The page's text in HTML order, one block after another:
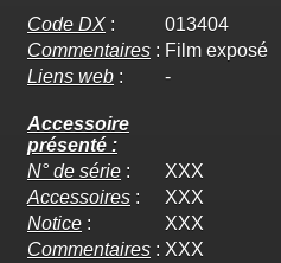
Code DX :
013404
Commentaires : Film exposé
Liens web : -
Accessoire
présenté :
N° de série :
XXX
Accessoires :
XXX
Notice :
XXX
Commentaires : XXX